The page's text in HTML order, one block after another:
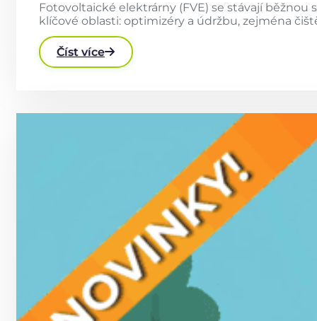
Fotovoltaické elektrárny (FVE) se stávají
klíčové oblasti: optimizéry a údržbu, zejména
Číst více